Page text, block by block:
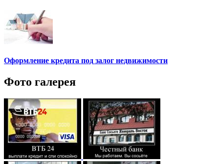
Оформление кредита под залог недвижимости
Фото галерея